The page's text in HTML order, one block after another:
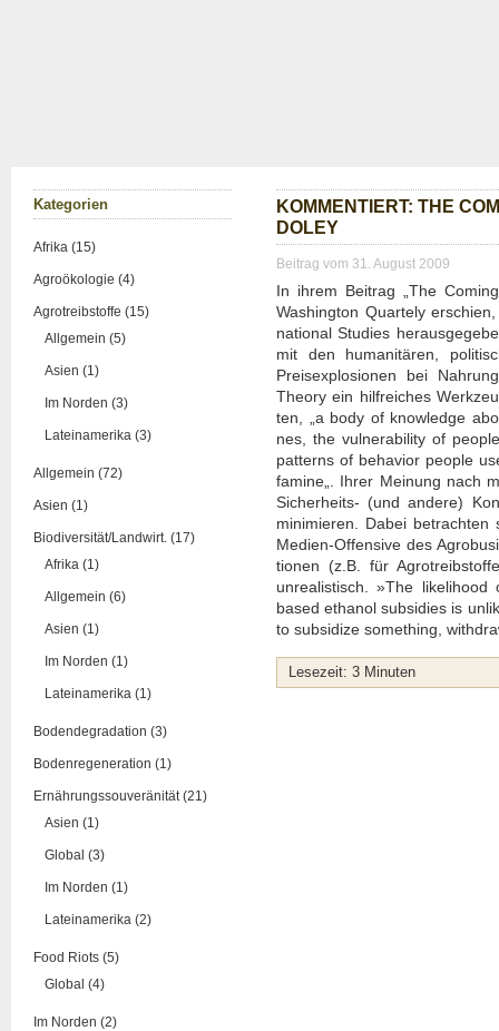
Kate­go­rien
Afrika (15)
Agroökologie (4)
Agrotreibstoffe (15)
Allgemein (5)
Asien (1)
Im Norden (3)
Lateinamerika (3)
Allgemein (72)
Asien (1)
Biodiversität/Landwirt. (17)
Afrika (1)
Allgemein (6)
Asien (1)
Im Norden (1)
Lateinamerika (1)
Bodendegradation (3)
Bodenregeneration (1)
Ernährungssouveränität (21)
Asien (1)
Global (3)
Im Norden (1)
Lateinamerika (2)
Food Riots (5)
Global (4)
Im Norden (2)
KOM­MEN­TIERT: THE
DOLEY
Beitrag vom 31. August 2009
In ihrem Bei­trag „The
Washing­ton Quar­te­ly
na­tio­nal Stu­dies
mit den huma­ni­tä­ren,
Preis­explo­sio­nen bei
Theo­ry ein hilf­rei­ches
ten, „a body of know­ledge
nes, the vul­nerabi­li­ty of
pat­terns of beha­vi­or peo­p­le
fami­ne„. Ihrer Mei­nung nach
Sicher­heits- (und ande­re)
mini­mie­ren. Dabei
Medi­en-Offen­si­ve des
tio­nen (z.B. für
unrea­lis­tisch. »The
based etha­nol sub­si­dies is
to sub­si­di­ze some­thing,
Lese­zeit: 3 Minu­ten